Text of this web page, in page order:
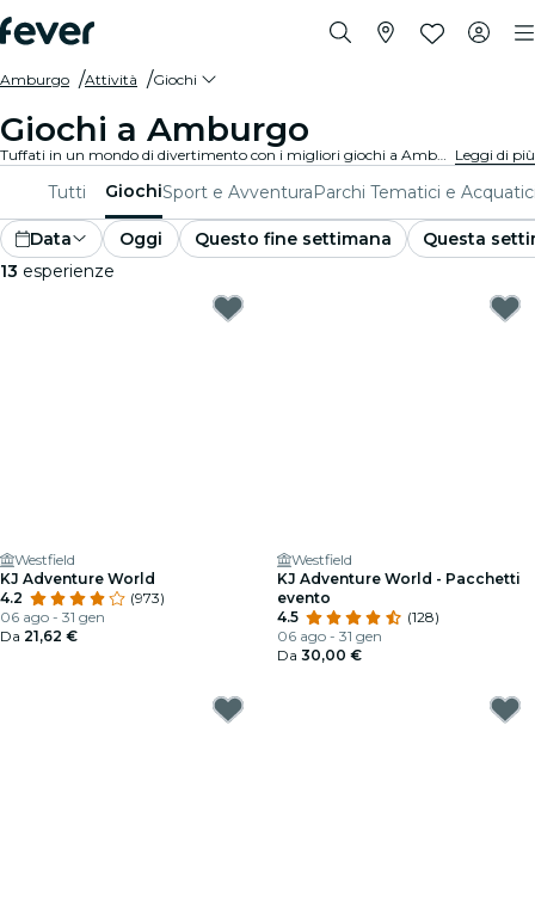
Amburgo Attività Giochi
Giochi a Amburgo
Tuffati in un mondo di divertimento con i migliori giochi a Amburgo. Dai giochi da tavolo alle esperienze di realtà virtuale, c'è qualcosa per tutti i gusti. Leggi di più
Tutti GiochiSport e AvventuraParchi Tematici e
Data Oggi Questo fine settimana
Questa
13 esperienze
Westfield
KJ Adventure World
4.2
(973)
06 ago - 31 gen
Da 21,62 €
Westfield
KJ Adventure World - Pacchetti
evento
4.5
(128)
06 ago - 31 gen
Da 30,00 €